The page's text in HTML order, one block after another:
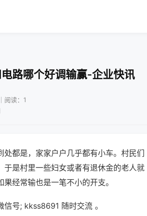
路哪个好调输赢-企业快讯
阅读：1
都是，家家户户几乎都有小车。村民们
是村里一些妇女或者有退休金的老人就
经常输也是一笔不小的开支。
号; kkss8691 随时交流 。